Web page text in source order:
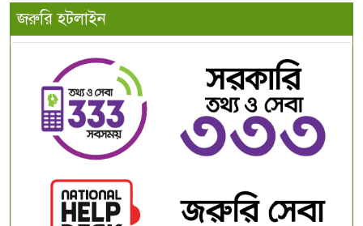
জরুরি হটলাইন